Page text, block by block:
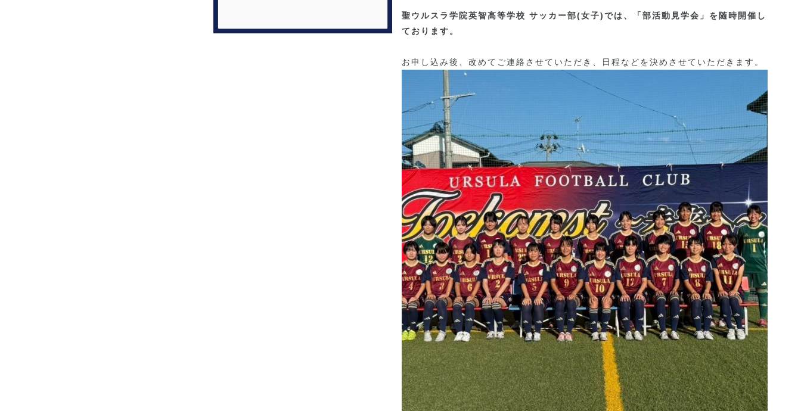
聖ウルスラ学院英智高等学校 サッカー部(女子)では、「部活動見学会」を随時開催し
ております。
お申し込み後、改めてご連絡させていただき、日程などを決めさせていただきます。